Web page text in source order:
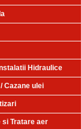
Hidraulice
Cazane ulei
si Tratare aer